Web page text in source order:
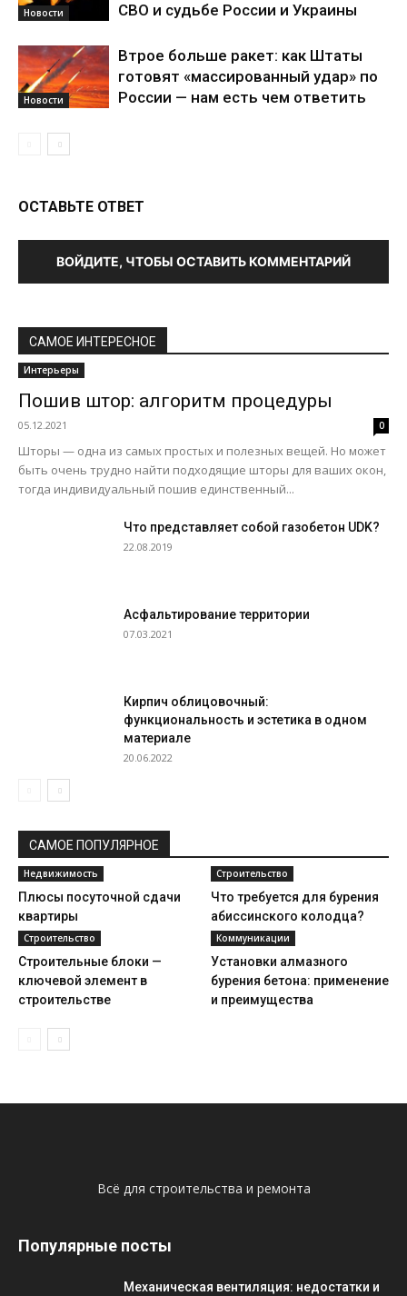
Новости
СВО и судьбе России и Украины
Новости
Втрое больше ракет: как Штаты
готовят «массированный удар» по
России — нам есть чем ответить
ОСТАВЬТЕ ОТВЕТ
ВОЙДИТЕ, ЧТОБЫ ОСТАВИТЬ КОММЕНТАРИЙ
САМОЕ ИНТЕРЕСНОЕ
Интерьеры
Пошив штор: алгоритм процедуры
05.12.2021 0
Шторы — одна из самых простых и полезных вещей. Но может
быть очень трудно найти подходящие шторы для ваших окон,
тогда индивидуальный пошив единственный...
Что представляет собой газобетон UDK?
22.08.2019
Асфальтирование территории
07.03.2021
Кирпич облицовочный:
функциональность и эстетика в одном
материале
20.06.2022
САМОЕ ПОПУЛЯРНОЕ
Недвижимость
Плюсы посуточной сдачи
квартиры
Строительство
Что требуется для бурения
абиссинского колодца?
Строительство
Строительные блоки —
ключевой элемент в
строительстве
Коммуникации
Установки алмазного
бурения бетона: применение
и преимущества
Всё для строительства и ремонта
Популярные посты
Механическая вентиляция: недостатки и